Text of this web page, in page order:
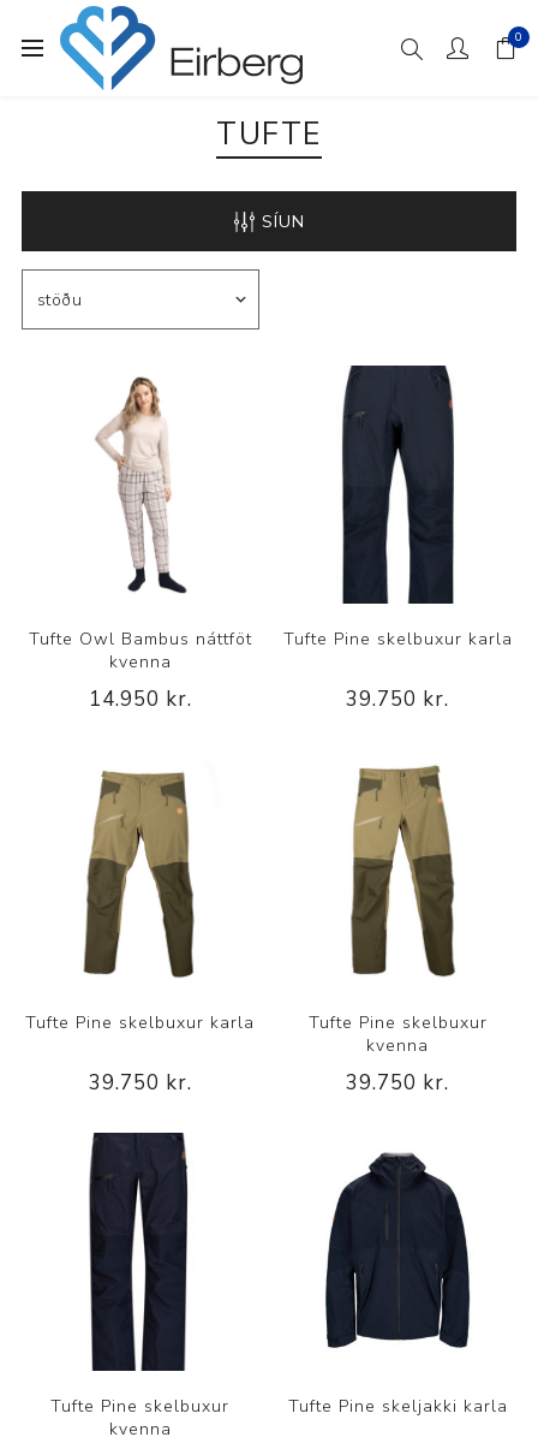
0
TUFTE
SÍUN
Tufte Owl Bambus náttföt
kvenna
14.950 kr.
Tufte Pine skelbuxur karla
39.750 kr.
Tufte Pine skelbuxur karla
39.750 kr.
Tufte Pine skelbuxur
kvenna
39.750 kr.
Tufte Pine skelbuxur
kvenna
Tufte Pine skeljakki karla